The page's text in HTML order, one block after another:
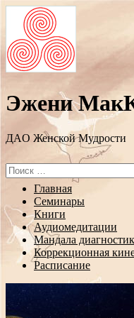
Эжени
ДAO Женской Мудрости
Search
for:
Перейти
содержанию
Главная
Семинары
Книги
Аудиомедитации
Мандала
Коррекционная
Расписание